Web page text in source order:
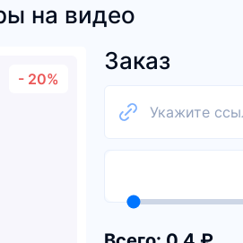
на видео
- 20%
Заказ